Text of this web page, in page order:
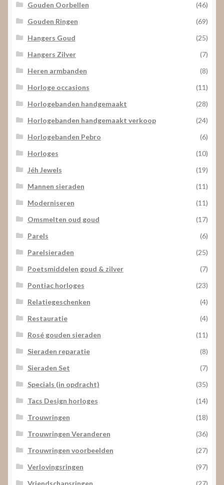
Gouden Oorbellen
(46)
Gouden Ringen
(69)
Hangers Goud
(25)
Hangers Zilver
(7)
Heren armbanden
(8)
Horloge occasions
(11)
Horlogebanden handgemaakt
(28)
Horlogebanden handgemaakt verkoop
(24)
Horlogebanden Pebro
(6)
Horloges
(10)
Jéh Jewels
(19)
Mannen sieraden
(11)
Moderniseren
(11)
Omsmelten oud goud
(17)
Parels
(6)
Parelsieraden
(25)
Poetsmiddelen goud & zilver
(7)
Pontiac horloges
(23)
Relatiegeschenken
(4)
Restauratie
(4)
Rosé gouden sieraden
(11)
Sieraden reparatie
(8)
Sieraden Set
(7)
Specials (in opdracht)
(35)
Tacs Design horloges
(14)
Trouwringen
(18)
Trouwringen Veranderen
(36)
Trouwringen voorbeelden
(27)
Verlovingsringen
(97)